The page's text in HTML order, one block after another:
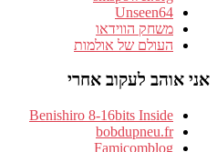
Unseen64
משחק הווידאו
העולם של אולמות
אני אוהב לעקוב אחרי
Benishiro 8-16bits Inside
bobdupneu.fr
Famicomblog